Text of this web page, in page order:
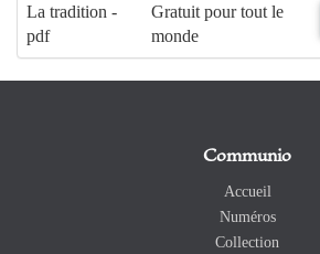
La tradition -
pdf
Gratuit pour tout le
monde
Communio
Accueil
Numéros
Collection